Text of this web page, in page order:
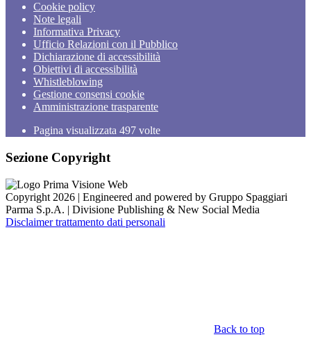
Cookie policy
Note legali
Informativa Privacy
Ufficio Relazioni con il Pubblico
Dichiarazione di accessibilità
Obiettivi di accessibilità
Whistleblowing
Gestione consensi cookie
Amministrazione trasparente
Pagina visualizzata 497 volte
Sezione Copyright
Copyright 2026 | Engineered and powered by Gruppo Spaggiari
Parma S.p.A. | Divisione Publishing & New Social Media
Disclaimer trattamento dati personali
Back to top